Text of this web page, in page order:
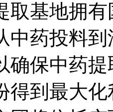
取基地拥
中药投料
确保中药
得到最大